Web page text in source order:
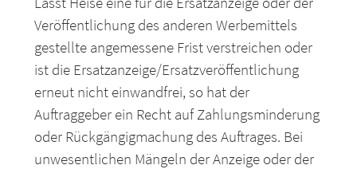
Veröffentlichung des anderen Werbemittels
gestellte angemessene Frist verstreichen oder
ist die Ersatzanzeige/Ersatzveröffentlichung
erneut nicht einwandfrei, so hat der
Auftraggeber ein Recht auf Zahlungsminderung
oder Rückgängigmachung des Auftrages. Bei
unwesentlichen Mängeln der Anzeige oder der